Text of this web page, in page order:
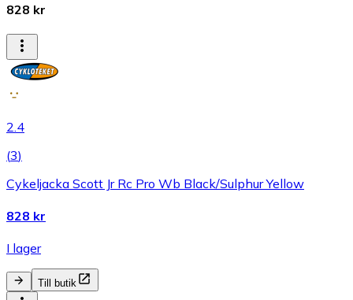
828 kr
2.4
(3)
Cykeljacka Scott Jr Rc Pro Wb Black/Sulphur Yellow
828 kr
I lager
Till butik